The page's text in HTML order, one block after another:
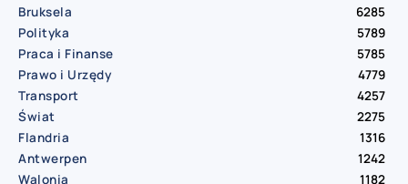
Bruksela
6285
Polityka
5789
Praca i Finanse
5785
Prawo i Urzędy
4779
Transport
4257
Świat
2275
Flandria
1316
Antwerpen
1242
Walonia
1182